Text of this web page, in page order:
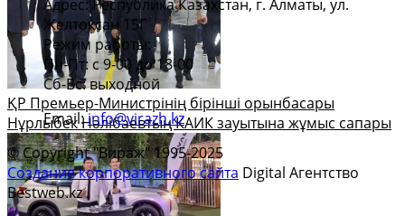
ҚР Премьер-Министрінің бірінші орынбасары
Нұрлыбек Нәлібаевтың КАИК зауытына жұмыс сапары
Адрес: Республика Казахстан, г. Алматы, ул.
Желтоксан 15Г
Режим работы:
Пн-Пт: с 9-00 до 18-00
Сб-Вс: выходной
Email:info@virazh.kz
© Copyright "Вираж" 1995-2025
Создание корпоративного сайта Digital Агентство
Bestweb.kz